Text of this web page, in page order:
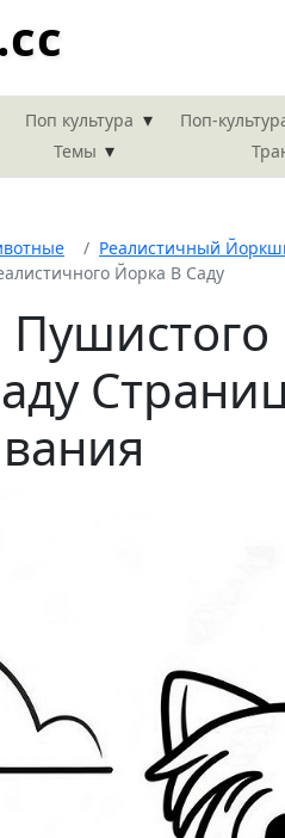
Поп культура ▾ Поп-
Темы ▾
Реалистичный
Йорка В Саду